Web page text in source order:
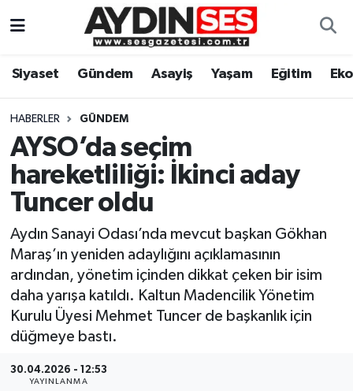
Siyaset Gündem Asayiş Yaşam Eğitim
HABERLER GÜNDEM
AYSO’da seçim
hareketliliği: İkinci aday
Tuncer oldu
Aydın Sanayi Odası’nda mevcut başkan Gökhan
Maraş’ın yeniden adaylığını açıklamasının
ardından, yönetim içinden dikkat çeken bir isim
daha yarışa katıldı. Kaltun Madencilik Yönetim
Kurulu Üyesi Mehmet Tuncer de başkanlık için
düğmeye bastı.
30.04.2026 - 12:53
YAYINLANMA
Gündem
Siyaset
Ekonomi
Eğitim
Kültür Sanat
Spor
Aydın Hava Durumu
Aydin Namaz Vakitleri
Aydın Trafik Yoğunluk Haritası
Tüm Manşetler
Son Dakika Haberleri
Haber Arşivi